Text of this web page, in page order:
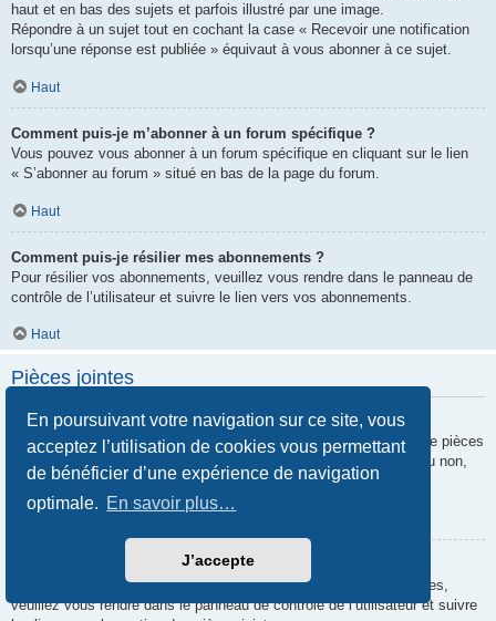
En poursuivant votre navigation sur ce site, vous
acceptez l’utilisation de cookies vous permettant
de bénéficier d’une expérience de navigation
optimale. En savoir plus…
J’accepte
haut et en bas des sujets et parfois illustré par une image.
Répondre à un sujet tout en cochant la case « Recevoir une notification
lorsqu’une réponse est publiée » équivaut à vous abonner à ce sujet.
Haut
Comment puis-je m’abonner à un forum spécifique ?
Vous pouvez vous abonner à un forum spécifique en cliquant sur le lien
« S’abonner au forum » situé en bas de la page du forum.
Haut
Comment puis-je résilier mes abonnements ?
Pour résilier vos abonnements, veuillez vous rendre dans le panneau de
contrôle de l’utilisateur et suivre le lien vers vos abonnements.
Haut
Pièces jointes
Quelles pièces jointes sont autorisées sur ce forum ?
Chaque administrateur peut autoriser ou interdire certains types de pièces
jointes. Si vous n’êtes pas certain de savoir ce qui est autorisé ou non,
nous vous invitons à contacter un administrateur du forum.
Comment puis-je retrouver toutes mes pièces jointes ?
Pour retrouver la liste des pièces jointes que vous avez transférées,
veuillez vous rendre dans le panneau de contrôle de l’utilisateur et suivre